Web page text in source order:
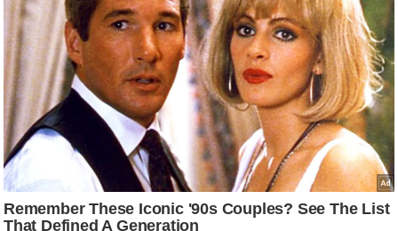
g
N
e
w
s
ला
इ
स्टा
इ